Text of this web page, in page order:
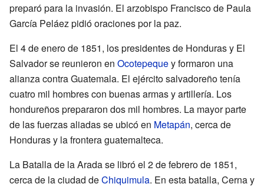
preparó para la invasión. El arzobispo Francisco de Paula
García Peláez pidió oraciones por la paz.
El 4 de enero de 1851, los presidentes de Honduras y El
Salvador se reunieron en Ocotepequey formaron una
alianza contra Guatemala. El ejército salvadoreño tenía
cuatro mil hombres con buenas armas y artillería. Los
hondureños prepararon dos mil hombres. La mayor parte
de las fuerzas aliadas se ubicó en Metapán, cerca de
Honduras y la frontera guatemalteca.
La Batalla de la Arada se libró el 2 de febrero de 1851,
cerca de la ciudad deChiquimula. En esta batalla, Cerna y